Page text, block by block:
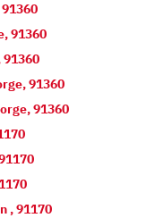
91360
,91360
91360
,91360
,91360
,91170